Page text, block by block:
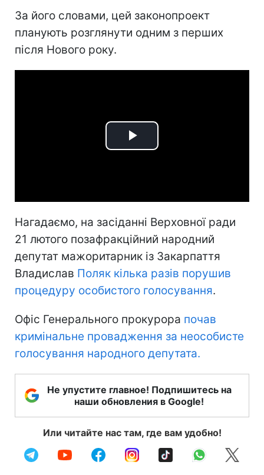
За його словами, цей законопроект
планують розглянути одним з перших
після Нового року.
Play
Нагадаємо, на засіданні Верховної ради
21 лютого позафракційний народний
депутат мажоритарник із Закарпаття
Владислав Поляк кілька разів порушив
процедуру особистого голосування.
Офіс Генерального прокурора почав
кримінальне провадження за неособисте
голосування народного депутата.
Не упустите главное! Подпишитесь на
наши обновления в Google!
Или читайте нас там, где вам удобно!